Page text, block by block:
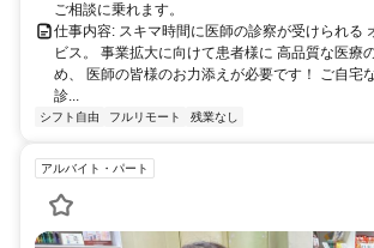
ご相談に乗れます。
仕事内容: スキマ時間に医師の診察が受けられる
ビス。 事業拡大に向けて患者様に 高品質な医療
め、 医師の皆様のお力添えが必要です！ ご自宅
診...
シフト自由 フルリモート 残業なし
アルバイト・パート